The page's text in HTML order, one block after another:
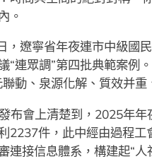
。
，遼寧省年夜連市中級國
“連眾調”第四批典範案例
聯動、泉源化解、質效并
布會上清楚到，2025年
2237件，此中經由過程工
連接信息體系，構建起“